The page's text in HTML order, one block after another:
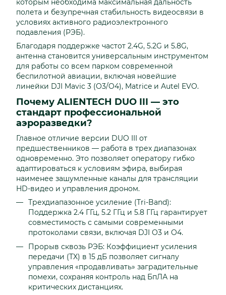
которым необходима максимальная дальность
полета и безупречная стабильность видеосвязи в
условиях активного радиоэлектронного
подавления (РЭБ).
Благодаря поддержке частот 2.4G, 5.2G и 5.8G,
антенна становится универсальным инструментом
для работы со всем парком современной
беспилотной авиации, включая новейшие
линейки DJI Mavic 3 (O3/O4), Matrice и Autel EVO.
Почему ALIENTECH DUO III — это
стандарт профессиональной
аэроразведки?
Главное отличие версии DUO III от
предшественников — работа в трех диапазонах
одновременно. Это позволяет оператору гибко
адаптироваться к условиям эфира, выбирая
наименее зашумленные каналы для трансляции
HD-видео и управления дроном.
Трехдиапазонное усиление (Tri-Band):
Поддержка 2.4 ГГц, 5.2 ГГц и 5.8 ГГц гарантирует
совместимость с самыми современными
протоколами связи, включая DJI O3 и O4.
Прорыв сквозь РЭБ: Коэффициент усиления
передачи (TX) в 15 дБ позволяет сигналу
управления «продавливать» заградительные
помехи, сохраняя контроль над БпЛА на
критических дистанциях.